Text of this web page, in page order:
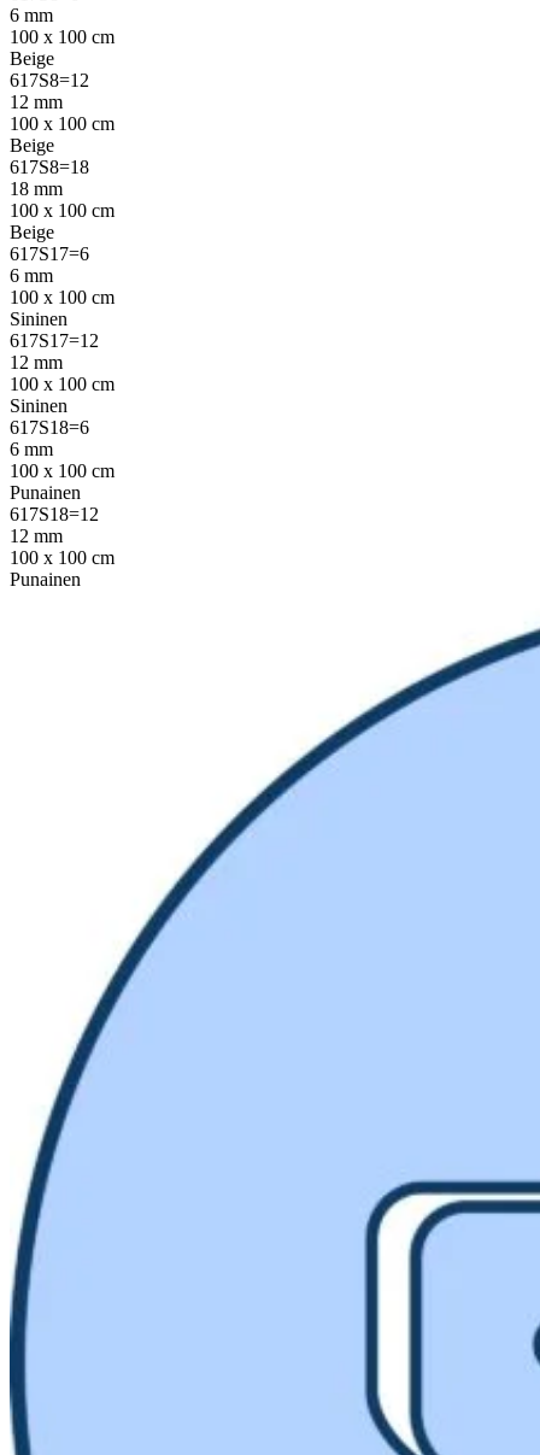
6 mm
100 x 100 cm
Beige
617S8=12
12 mm
100 x 100 cm
Beige
617S8=18
18 mm
100 x 100 cm
Beige
617S17=6
6 mm
100 x 100 cm
Sininen
617S17=12
12 mm
100 x 100 cm
Sininen
617S18=6
6 mm
100 x 100 cm
Punainen
617S18=12
12 mm
100 x 100 cm
Punainen